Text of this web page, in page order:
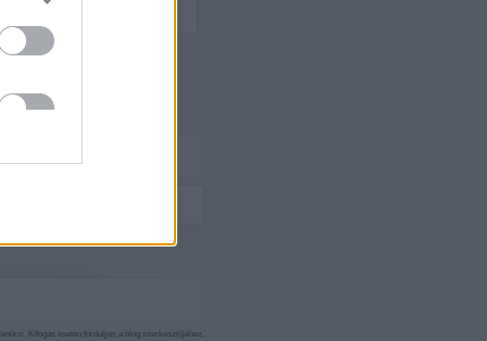
Kifogás esetén forduljon a blog szerkesztőjéhez.